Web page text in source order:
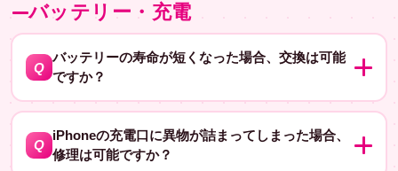
かかる場合があります。
リー交換など、様々な修理に対応しています。詳しい料
金や内容については、店舗へお問い合わせください。
バッテリー・充電
Q
バッテリーの寿命が短くなった場合、交換は可能
ですか？
A はい、バッテリーの交換も行っています。バッテリーの
寿命は使用状況や充電方法によって異なるため、バッテ
リーの劣化具合を診断し、必要に応じて交換します。バ
Q
iPhoneの充電口に異物が詰まってしまった場合、
修理は可能ですか？